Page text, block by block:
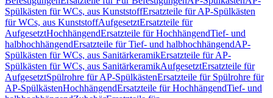
Spülkästen für WCs, aus KunststoffErsatzteile für AP-Spülkästen
für WCs, aus KunststoffAufgesetztErsatzteile für
AufgesetztHochhängendErsatzteile für HochhängendTief- und
halbhochhängendErsatzteile für Tief- und halbhochhängendAP-
Spülkästen für WCs, aus SanitärkeramikErsatzteile für AP-
Spülkästen für WCs, aus SanitärkeramikAufgesetztErsatzteile für
AufgesetztSpülrohre für AP-SpülkästenErsatzteile für Spülrohre für
AP-SpülkästenHochhängendErsatzteile für HochhängendTief- und